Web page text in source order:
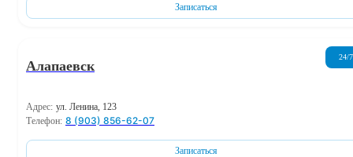
Записаться
Алапаевск
24/7
Адрес: ул. Ленина, 123
Телефон: 8 (903) 856-62-07
Записаться